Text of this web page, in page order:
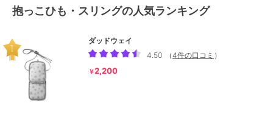
抱っこひも・スリングの人気ランキング
ダッドウェイ
4.50
（4件の口コミ ）
￥2,200